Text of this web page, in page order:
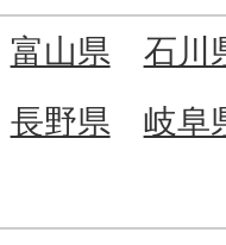
富山県
石川
長野県
岐阜